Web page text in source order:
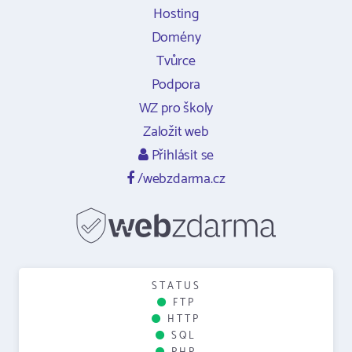
Hosting
Domény
Tvůrce
Podpora
WZ pro školy
Založit web
Přihlásit se
/webzdarma.cz
STATUS
FTP
HTTP
SQL